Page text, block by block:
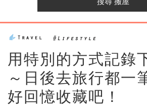
用特別的方式記錄
～日後去旅行都一
好回憶收藏吧！